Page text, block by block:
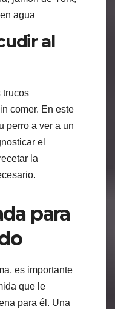
agua
al
trucos
comer. En este
perro a ver a un
el
la
para
es importante
que le
para él. Una